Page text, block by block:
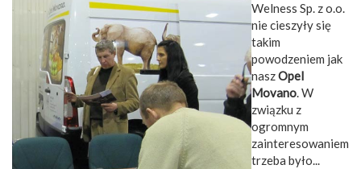
Welness Sp. z o.o.
nie cieszyły się
takim
powodzeniem jak
naszOpel
Movano. W
związku z
ogromnym
zainteresowaniem
trzeba było...